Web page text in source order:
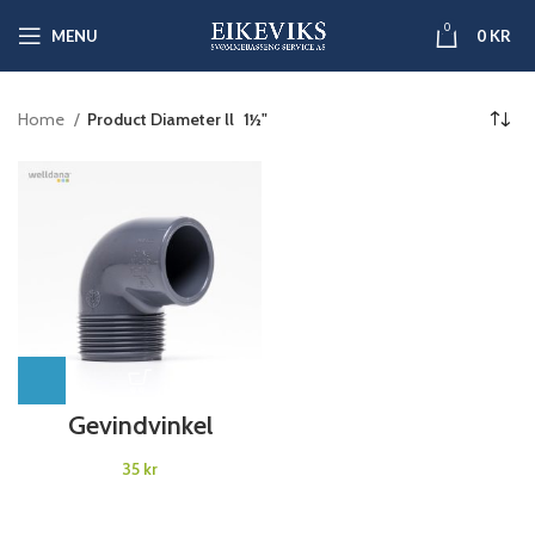
MENU 0 0 KR
Home Product Diameter ll 1½"
Gevindvinkel
kr